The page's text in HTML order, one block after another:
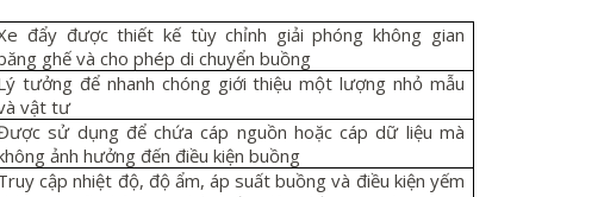
đẩy được thiết kế tùy chỉnh giải phóng không gian
ghế và cho phép di chuyển buồng
tưởng để nhanh chóng giới thiệu một lượng nhỏ mẫu
vật tư
sử dụng để chứa cáp nguồn hoặc cáp dữ liệu mà
ảnh hưởng đến điều kiện buồng
cập nhiệt độ, độ ẩm, áp suất buồng và điều kiện yếm